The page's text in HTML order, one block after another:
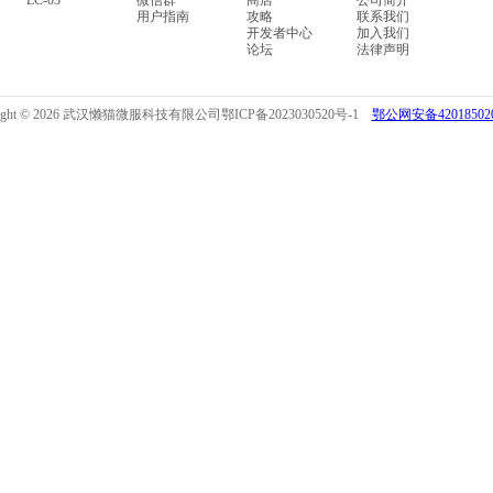
用户指南
攻略
开发者中心
论坛
联系我们
加入我们
法律声明
© 2026 武汉懒猫微服科技有限公司鄂ICP备2023030520号-1 鄂公网安备